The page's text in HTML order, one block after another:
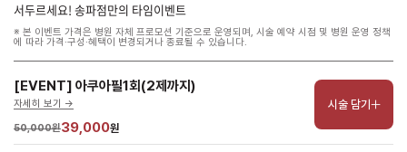
서두르세요! 송파점만의 타임이벤트
※ 본 이벤트 가격은 병원 자체 프로모션 기준으로 운영되며, 시술 예약 시점 및 병원 운영 정책
에 따라 가격·구성·혜택이 변경되거나 종료될 수 있습니다.
[EVENT] 아쿠아필1회(2제까지)
자세히 보기 ->
50,000원39,000원
시술 담기
스킨부스터
스킨케어
체형
항노화수액
기타